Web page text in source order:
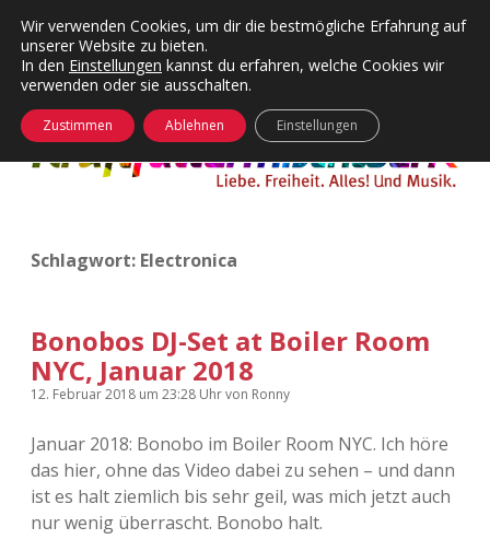
Kategorien
Menü
24 Hours Chilling
Die Wende
KFMW-Disco
Kopfkinomusik
Täglicher Sinnwahn
Visuelles
KFMW-Disco
Dates
Contact
Menü
öffnen
Adventskalender 2010
Adventskalender 2012
Adventskalender 2013
facebook
instagram
rss
öffnen
Schlagwort: Electronica
Bonobos DJ-Set at Boiler Room
NYC, Januar 2018
12. Februar 2018 um 23:28 Uhrvon Ronny
Januar 2018: Bonobo im Boiler Room NYC. Ich höre
das hier, ohne das Video dabei zu sehen – und dann
ist es halt ziemlich bis sehr geil, was mich jetzt auch
nur wenig überrascht. Bonobo halt.
Wir verwenden Cookies, um dir die bestmögliche Erfahrung auf
unserer Website zu bieten.
In den Einstellungen kannst du erfahren, welche Cookies wir
verwenden oder sie ausschalten.
Zustimmen Ablehnen Einstellungen